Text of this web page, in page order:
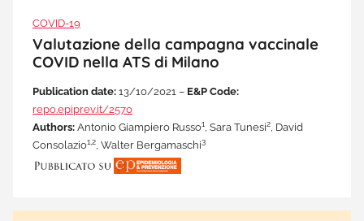
COVID-19
Valutazione della campagna vaccinale
COVID nella ATS di Milano
Publication date: 13/10/2021 – E&P Code:
repo.epiprev.it/2570
Authors: Antonio Giampiero Russo1 , Sara Tunesi2
, David
Consolazio1,2 , Walter Bergamaschi3